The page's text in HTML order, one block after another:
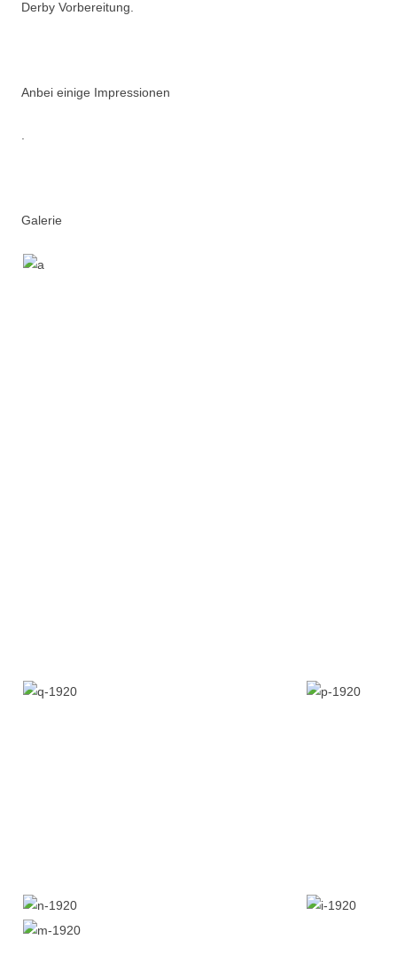
Derby Vorbereitung.
Anbei einige Impressionen
Galerie